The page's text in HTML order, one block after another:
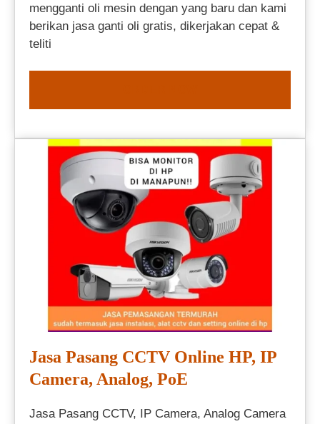
mengganti oli mesin dengan yang baru dan kami
berikan jasa ganti oli gratis, dikerjakan cepat &
teliti
Jasa Pasang CCTV Online HP, IP
Camera, Analog, PoE
Jasa Pasang CCTV, IP Camera, Analog Camera